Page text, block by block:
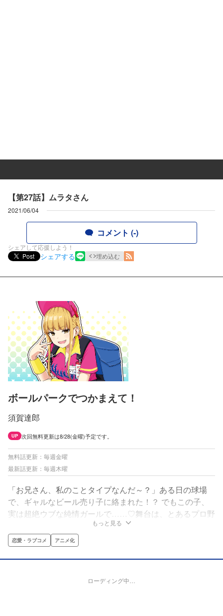
【第27話】ムラタさん
2021/06/04
コメント (-)
シェアして応援しよう！
Post
シェアする 埋め込む
ボールパークでつかまえて！
須賀達郎
UP 次回無料更新は8/28(金曜)予定です。
無料話更新：毎週金曜
最新話更新：毎週木曜
「お兄さん、私のことタイプなんだ～？」ある日の球場
で、ギャルなビール売り子に絡まれた！？ でもこの子、
実は超絶ウブな純情ガールで……♡舞台は、とあるプロ野
球の球場！ 日々たくさんの人が集まり、働き、笑い合
い、人間ドラマが生まれるこの場所は、まるで一つの
「町」のよう！ さあ、あなたもボールパークの「住人」
になりませんか！？
もっと見る
恋愛・ラブコメ アニメ化
ローディング中…